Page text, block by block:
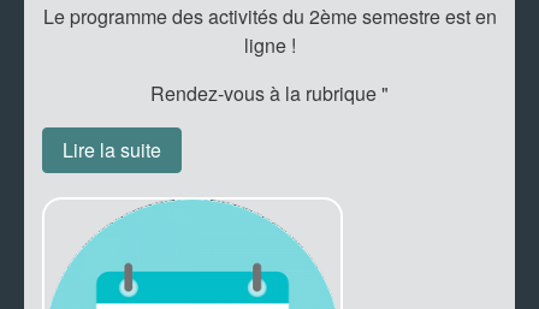
Le programme des activités du 2ème semestre est en
ligne !
Rendez-vous à la rubrique "
Lire la suite